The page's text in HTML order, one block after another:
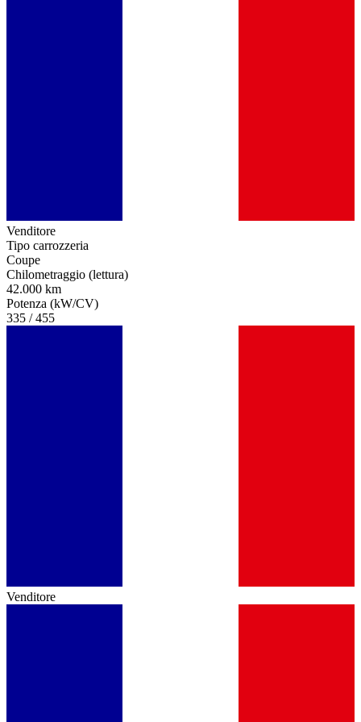
Venditore
Tipo carrozzeria
Coupe
Chilometraggio (lettura)
42.000 km
Potenza (kW/CV)
335 / 455
Venditore